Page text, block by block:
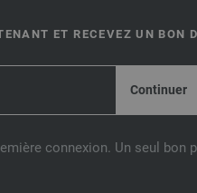
ET RECEVEZ UN BON
connexion. Un seul